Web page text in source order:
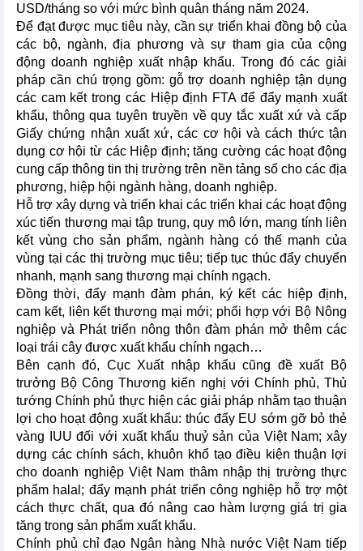
USD/tháng so với mức bình quân tháng năm 2024.
Để đạt được mục tiêu này, cần sự triển khai đồng bộ của
các bộ, ngành, địa phương và sự tham gia của cộng
động doanh nghiệp xuất nhập khẩu. Trong đó các giải
pháp cần chú trọng gồm: gỗ trợ doanh nghiệp tận dụng
các cam kết trong các Hiệp định FTA để đẩy mạnh xuất
khẩu, thông qua tuyên truyền về quy tắc xuất xứ và cấp
Giấy chứng nhận xuất xứ, các cơ hội và cách thức tận
dụng cơ hội từ các Hiệp định; tăng cường các hoạt động
cung cấp thông tin thị trường trên nền tảng số cho các địa
phương, hiệp hội ngành hàng, doanh nghiệp.
Hỗ trợ xây dựng và triển khai các triển khai các hoạt động
xúc tiến thương mại tập trung, quy mô lớn, mang tính liên
kết vùng cho sản phẩm, ngành hàng có thế mạnh của
vùng tại các thị trường mục tiêu; tiếp tục thúc đẩy chuyển
nhanh, mạnh sang thương mại chính ngạch.
Đồng thời, đẩy mạnh đàm phán, ký kết các hiệp định,
cam kết, liên kết thương mại mới; phối hợp với Bộ Nông
nghiệp và Phát triển nông thôn đàm phán mở thêm các
loại trái cây được xuất khẩu chính ngạch…
Bên cạnh đó, Cục Xuất nhập khẩu cũng đề xuất Bộ
trưởng Bộ Công Thương kiến nghị với Chính phủ, Thủ
tướng Chính phủ thực hiện các giải pháp nhằm tạo thuận
lợi cho hoạt động xuất khẩu: thúc đẩy EU sớm gỡ bỏ thẻ
vàng IUU đối với xuất khẩu thuỷ sản của Việt Nam; xây
dựng các chính sách, khuôn khổ tạo điều kiện thuận lợi
cho doanh nghiệp Việt Nam thâm nhập thị trường thực
phẩm halal; đẩy mạnh phát triển công nghiệp hỗ trợ một
cách thực chất, qua đó nâng cao hàm lượng giá trị gia
tăng trong sản phẩm xuất khẩu.
Chính phủ chỉ đạo Ngân hàng Nhà nước Việt Nam tiếp